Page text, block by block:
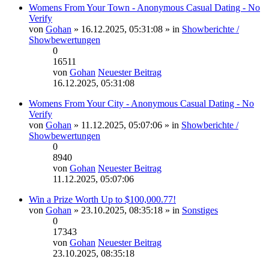
Womens From Your Town - Anonymous Casual Dating - No
Verify
von Gohan » 16.12.2025, 05:31:08 » in Showberichte /
Showbewertungen
0
16511
von Gohan Neuester Beitrag
16.12.2025, 05:31:08
Womens From Your City - Anonymous Casual Dating - No
Verify
von Gohan » 11.12.2025, 05:07:06 » in Showberichte /
Showbewertungen
0
8940
von Gohan Neuester Beitrag
11.12.2025, 05:07:06
Win a Prize Worth Up to $100,000.77!
von Gohan » 23.10.2025, 08:35:18 » in Sonstiges
0
17343
von Gohan Neuester Beitrag
23.10.2025, 08:35:18